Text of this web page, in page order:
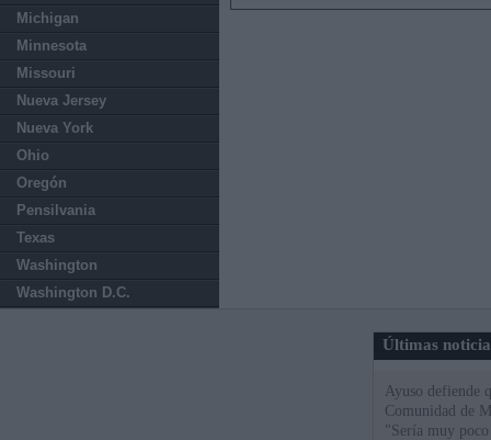
Michigan
Minnesota
Missouri
Nueva Jersey
Nueva York
Ohio
Oregón
Pensilvania
Texas
Washington
Washington D.C.
Últimas
Ayuso defiende
Comunidad de
"Sería muy